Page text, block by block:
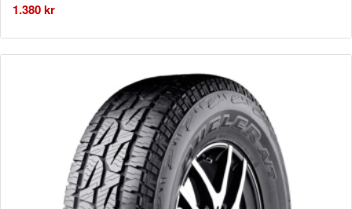
1.380kr